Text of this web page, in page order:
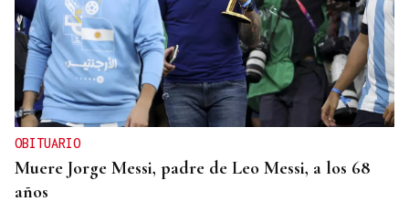
OBITUARIO
Muere Jorge Messi, padre de Leo Messi, a los 68
años